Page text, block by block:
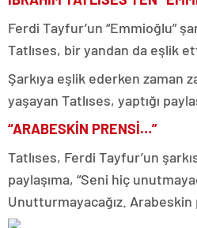
Ferdi Tayfur’un “Emmioğlu”
Tatlıses, bir yandan da eşlik
Şarkıya eşlik ederken zaman
yaşayan Tatlıses, yaptığı
“ARABESKİN PRENSİ…”
Tatlıses, Ferdi Tayfur’un
paylaşıma, “Seni hiç
Unutturmayacağız. Arabeskin